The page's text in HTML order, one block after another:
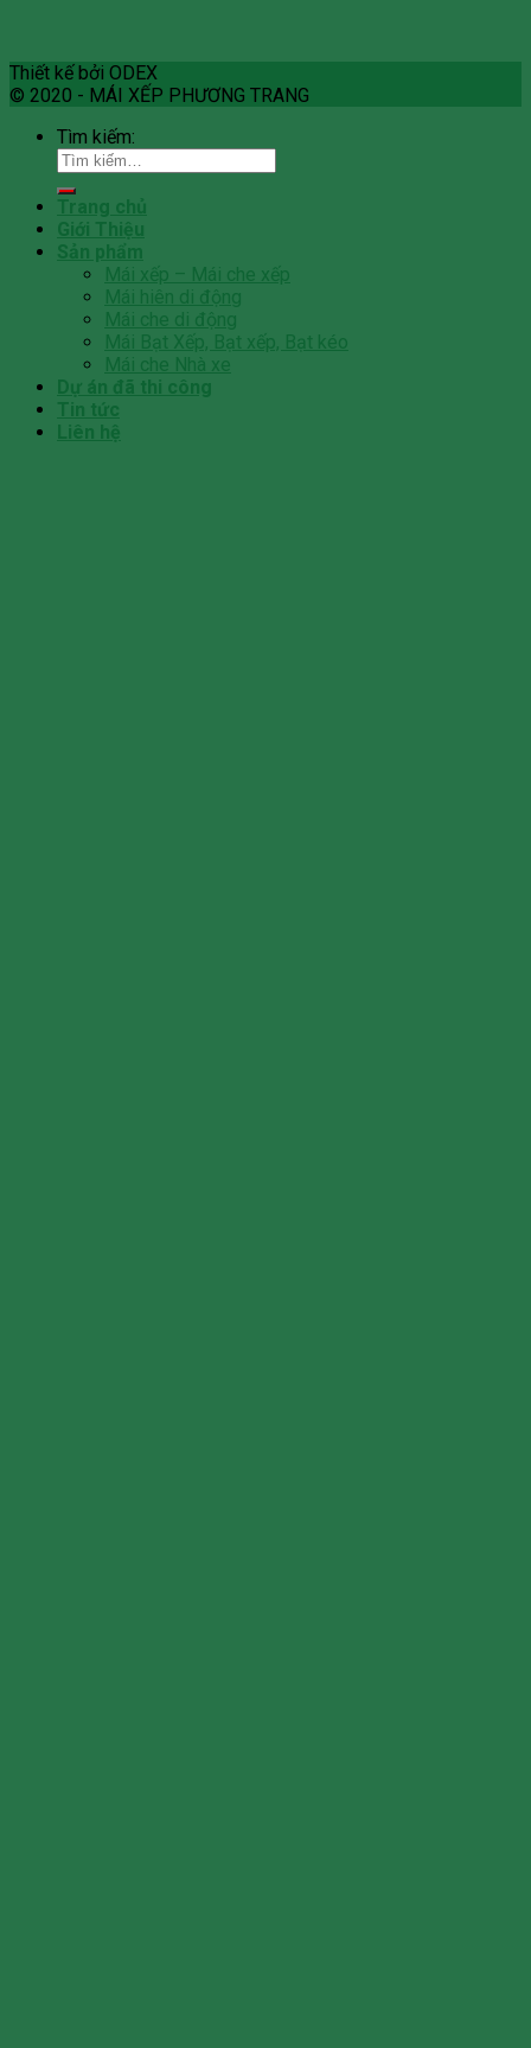
Thiết kế bởi ODEX
© 2020 - MÁI XẾP PHƯƠNG TRANG
Tìm kiếm:
Trang chủ
Giới Thiệu
Sản phẩm
Mái xếp – Mái che xếp
Mái hiên di động
Mái che di động
Mái Bạt Xếp, Bạt xếp, Bạt kéo
Mái che Nhà xe
Dự án đã thi công
Tin tức
Liên hệ